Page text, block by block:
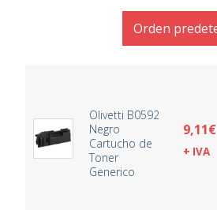
Olivetti B0592
Negro
Cartucho de
Toner
Generico
9,11€
+ IVA